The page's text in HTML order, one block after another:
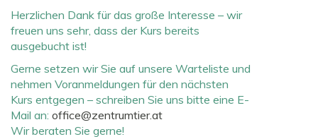
Herzlichen Dank für das große Interesse – wir
freuen uns sehr, dass der Kurs bereits
ausgebucht ist!
Gerne setzen wir Sie auf unsere Warteliste und
nehmen Voranmeldungen für den nächsten
Kurs entgegen – schreiben Sie uns bitte eine E-
Mail an: office@zentrumtier.at
Wir beraten Sie gerne!